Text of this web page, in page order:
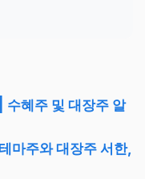
수혜주 및 대장주 알
마주와 대장주 서한,